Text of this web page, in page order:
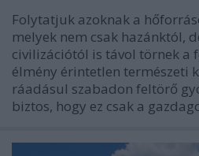
Folytatjuk azoknak a
melyek nem csak hazánktól,
civilizációtól is távol törnek a
élmény érintetlen természeti
ráadásul szabadon feltörő
biztos, hogy ez csak a